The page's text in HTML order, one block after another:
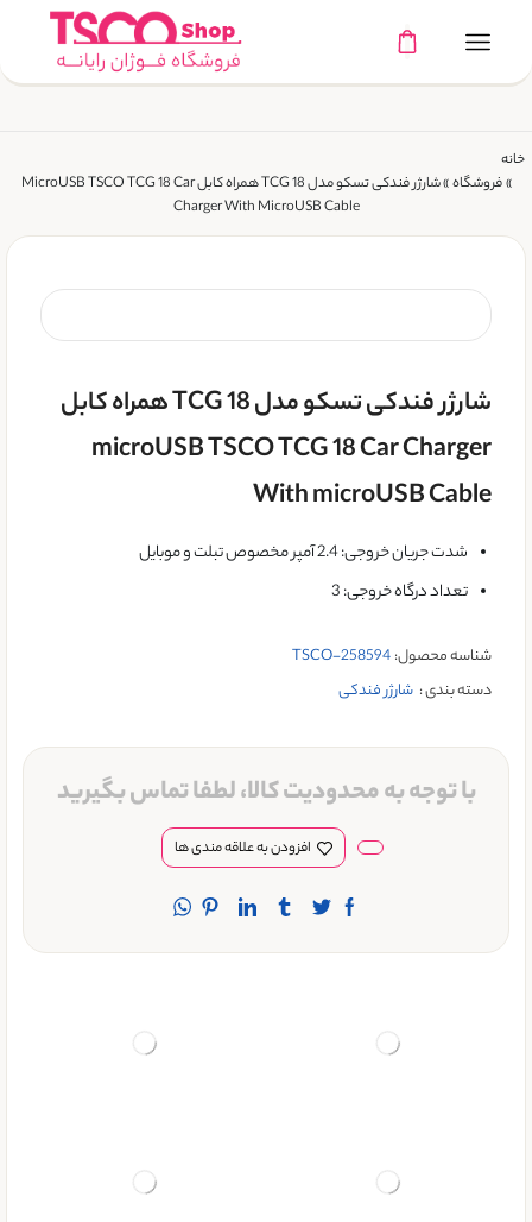
خانه
»فروشگاه»
شارژر فندکی تسکو مدل TCG 18 همراه کابل MicroUSB TSCO TCG 18 Car
Charger With MicroUSB Cable
شارژر فندکی تسکو مدل TCG 18 همراه کابل
microUSB TSCO TCG 18 Car Charger
With microUSB Cable
شدت جریان خروجی: 2.4 آمپر مخصوص تبلت و موبایل
تعداد درگاه خروجی: 3
شناسه محصول:TSCO-258594
دسته بندی : شارژر فندکی
با توجه به محدودیت کالا، لطفا تماس بگیرید
افزودن به علاقه مندی ها